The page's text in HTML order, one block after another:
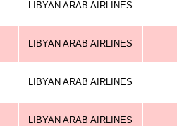
LIBYAN ARAB AIRLINES
LIBYAN ARAB AIRLINES
LIBYAN ARAB AIRLINES
LIBYAN ARAB AIRLINES